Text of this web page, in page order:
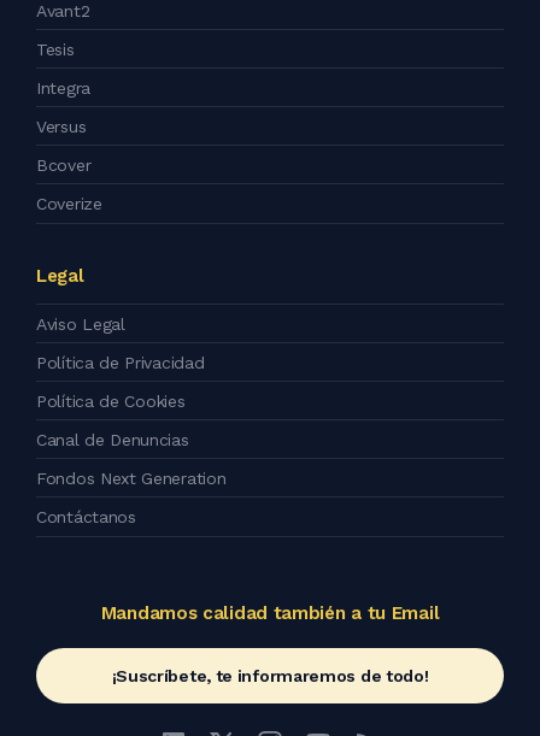
Avant2
Tesis
Integra
Versus
Bcover
Coverize
Legal
Aviso Legal
Política de Privacidad
Política de Cookies
Canal de Denuncias
Fondos Next Generation
Contáctanos
Mandamos calidad también a tu Email
¡Suscríbete, te informaremos de todo!